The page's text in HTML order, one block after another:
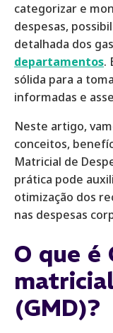
categorizar e
despesas,
detalhada dos
departamentos.
sólida para a
informadas e
Neste artigo,
conceitos,
Matricial de
prática pode
otimização dos
nas despesas
O que é
(GMD)?